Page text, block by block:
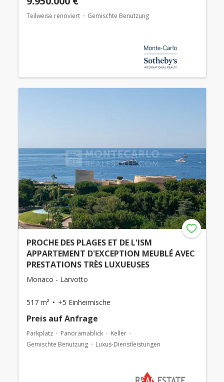
Teilweise renoviert Gemischte Benutzung
PROCHE DES PLAGES ET DE L'ISM
APPARTEMENT D'EXCEPTION MEUBLÉ AVEC
PRESTATIONS TRÈS LUXUEUSES
Monaco - Larvotto
517 m² +5 Einheimische
Preis auf Anfrage
Parkplatz Panoramablick
Keller
Gemischte Benutzung
Luxus-Dienstleistungen